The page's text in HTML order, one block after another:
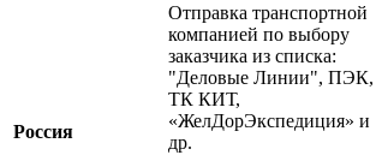
Россия
Отправка транспортной
компанией по выбору
заказчика из списка:
"Деловые Линии", ПЭК,
ТК КИТ,
«ЖелДорЭкспедиция» и
др.